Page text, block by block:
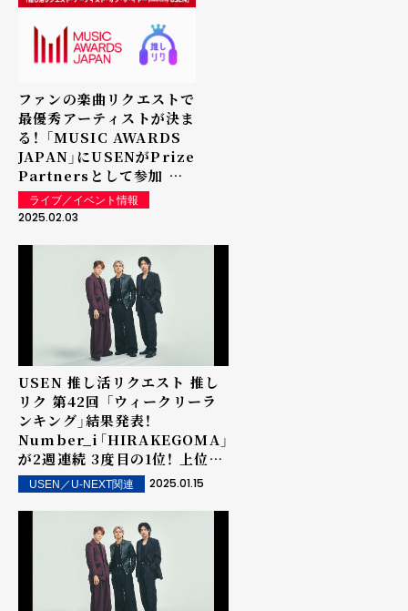
ファンの楽曲リクエストで
最優秀アーティストが決ま
る！ 「MUSIC AWARDS
JAPAN」にUSENがPrize
Partnersとして参加 リ
クエスト特別賞「推し活リ
クエスト・アーティスト・
powered by USEN」で
表彰を実施
ライブ／イベント情報
2025.02.03
USEN 推し活リクエスト 推し
リク 第42回 「ウィークリーラ
ンキング」結果発表！
Number_i「HIRAKEGOMA」
が2週連続 3度目の1位！ 上位ラ
ンクイン楽曲は街中・店内で配
信！
USEN／U-NEXT関連 2025.01.15